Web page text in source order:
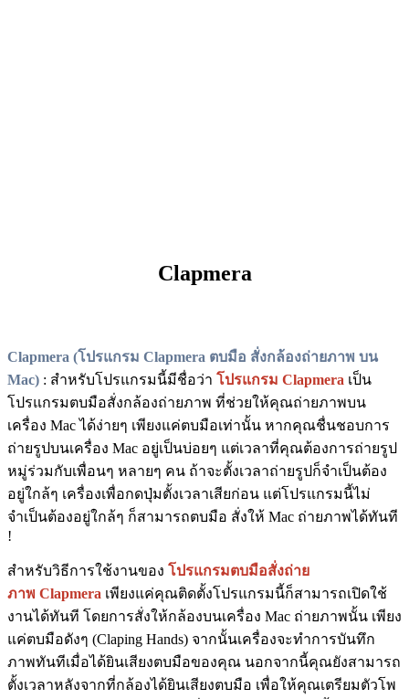
Clapmera
Clapmera (โปรแกรม Clapmera ตบมือ สั่งกล้องถ่ายภาพ บน
Mac) : สำหรับโปรแกรมนี้มีชื่อว่า โปรแกรม Clapmera เป็น
โปรแกรมตบมือสั่งกล้องถ่ายภาพ ที่ช่วยให้คุณถ่ายภาพบน
เครื่อง Mac ได้ง่ายๆ เพียงแค่ตบมือเท่านั้น หากคุณชื่นชอบการ
ถ่ายรูปบนเครื่อง Mac อยู่เป็นบ่อยๆ แต่เวลาที่คุณต้องการถ่ายรูป
หมู่ร่วมกับเพื่อนๆ หลายๆ คน ถ้าจะตั้งเวลาถ่ายรูปก็จำเป็นต้อง
อยู่ใกล้ๆ เครื่องเพื่อกดปุ่มตั้งเวลาเสียก่อน แต่โปรแกรมนี้ไม่
จำเป็นต้องอยู่ใกล้ๆ ก็สามารถตบมือ สั่งให้ Mac ถ่ายภาพได้ทันที
!
สำหรับวิธีการใช้งานของ โปรแกรมตบมือสั่งถ่าย
ภาพ Clapmera เพียงแค่คุณติดตั้งโปรแกรมนี้ก็สามารถเปิดใช้
งานได้ทันที โดยการสั่งให้กล้องบนเครื่อง Mac ถ่ายภาพนั้น เพียง
แค่ตบมือดังๆ (Claping Hands) จากนั้นเครื่องจะทำการบันทึก
ภาพทันทีเมื่อได้ยินเสียงตบมือของคุณ นอกจากนี้คุณยังสามารถ
ตั้งเวลาหลังจากที่กล้องได้ยินเสียงตบมือ เพื่อให้คุณเตรียมตัวโพ